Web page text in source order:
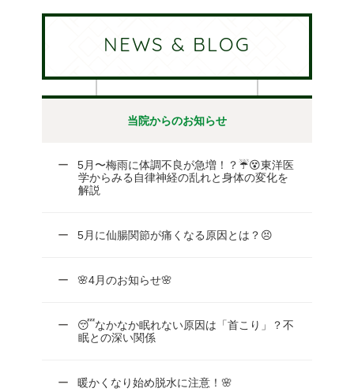
NEWS & BLOG
当院からのお知らせ
5月〜梅雨に体調不良が急増！？☔😵東洋医
学からみる自律神経の乱れと身体の変化を
解説
5月に仙腸関節が痛くなる原因とは？😣
🌸4月のお知らせ🌸
😴なかなか眠れない原因は「首こり」？不
眠との深い関係
暖かくなり始め脱水に注意！🌸